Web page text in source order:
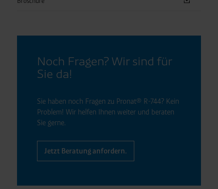
Noch Fragen? Wir sind für
Sie da!
Sie haben noch Fragen zu Pronat® R-744? Kein
Problem! Wir helfen Ihnen weiter und beraten
Sie gerne.
Jetzt Beratung anfordern.